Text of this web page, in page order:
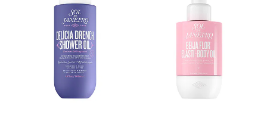
Oxybenzone, Coal Tar,
Hydroquenone, Triclosan,
Triclocarban and Animal By
Products.